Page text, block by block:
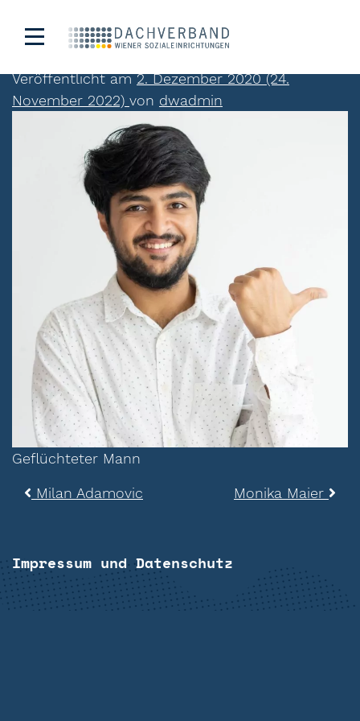
Mohammed Abadi
Veröffentlicht am2. Dezember 2020(24.
November 2022) von dwadmin
Geflüchteter Mann
Beitragsnavigation
Milan Adamovic Monika Maier
Impressum und Datenschutz